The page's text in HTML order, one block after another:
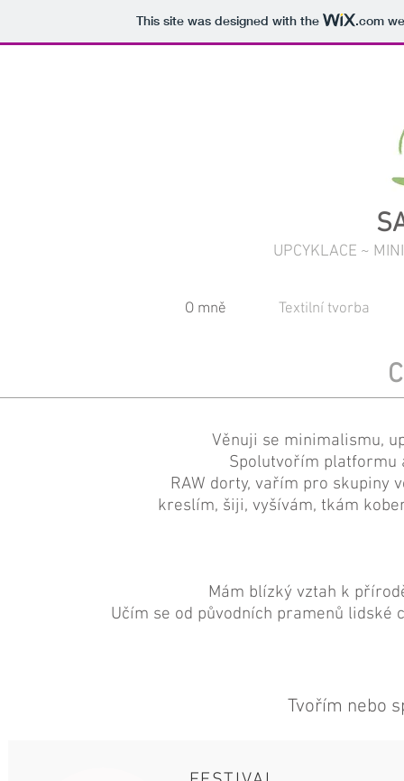
This site was designed with the .com
UPCYKLACE ~
O mně Textilní tvorba
Věnuji se minimalismu,
Spolutvořím platformu
RAW dorty, vařím pro skupiny
kreslím, šiji, vyšívám, tkám
Mám blízký vztah k
Učím se od původních pramenů
Tvořím nebo